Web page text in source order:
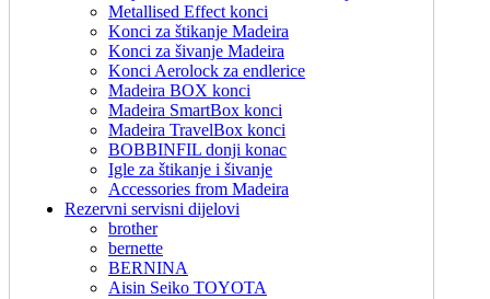
Metallised Effect konci
Konci za štikanje Madeira
Konci za šivanje Madeira
Konci Aerolock za endlerice
Madeira BOX konci
Madeira SmartBox konci
Madeira TravelBox konci
BOBBINFIL donji konac
Igle za štikanje i šivanje
Accessories from Madeira
Rezervni servisni dijelovi
brother
bernette
BERNINA
Aisin Seiko TOYOTA